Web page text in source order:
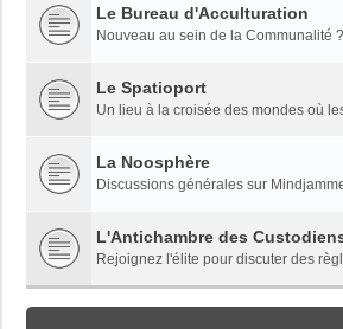
Le Bureau d'Acculturation
Nouveau au sein de la Communalité
Le Spatioport
Un lieu à la croisée des mondes où
La Noosphère
Discussions générales sur
L'Antichambre des
Rejoignez l'élite pour discuter des